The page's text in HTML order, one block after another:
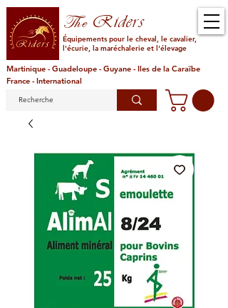
TheRiders
Équipements pour le cheval, le cavalier,
l'écurie, la maréchalerie et l'élevage
Martinique - Guadeloupe - Guyane - Iles de la Caraïbe
France - International